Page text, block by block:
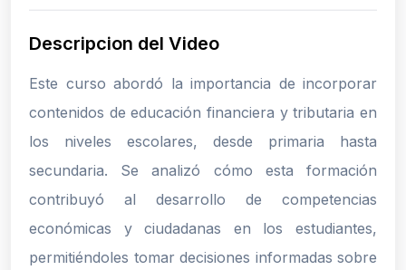
Descripcion del Video
Este curso abordó la importancia de incorporar
contenidos de educación financiera y tributaria en
los niveles escolares, desde primaria hasta
secundaria. Se analizó cómo esta formación
contribuyó al desarrollo de competencias
económicas y ciudadanas en los estudiantes,
permitiéndoles tomar decisiones informadas sobre